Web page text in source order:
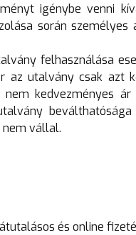
igénybe venni
során személyes
felhasználása
az utalvány csak azt
kedvezményes
vállal.
és online